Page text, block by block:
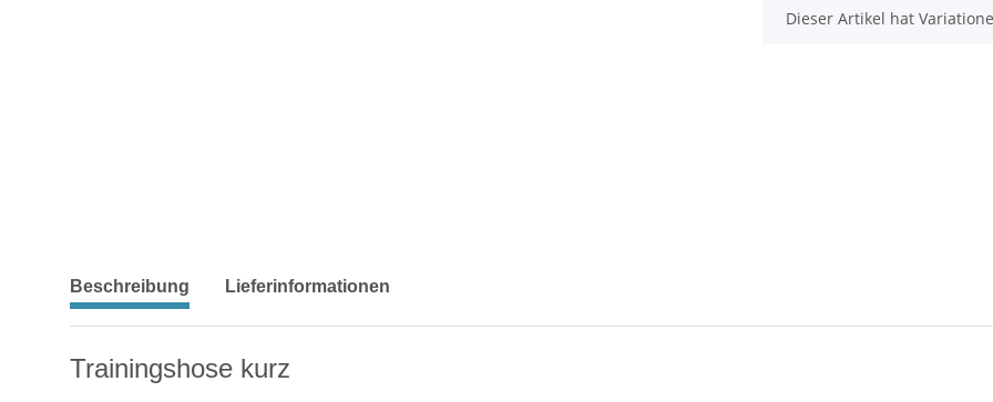
x
Dieser Artikel hat
Beschreibung Lieferinformationen
Trainingshose kurz